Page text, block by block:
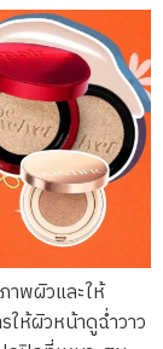
าพผิวและให้
ห้ผิวหน้าดูฉ่ำวาว